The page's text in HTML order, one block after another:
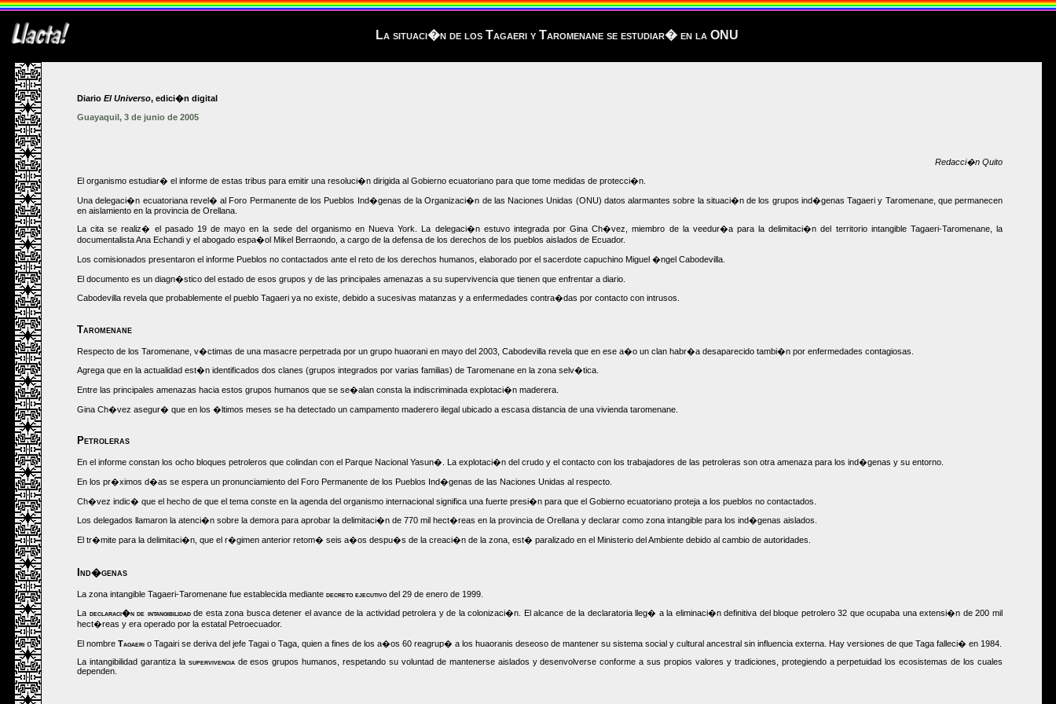
La situaci�n de los Tagaeri y Taromenane se estudiar� en la ONU
Diario El Universo, edici�n digital
Guayaquil, 3 de junio de 2005
Redacci�n Quito
El organismo estudiar� el informe de estas tribus para emitir una resoluci�n dirigida al Gobierno ecuatoriano para que tome medidas de protecci�n.
Una delegaci�n ecuatoriana revel� al Foro Permanente de los Pueblos Ind�genas de la Organizaci�n de las Naciones Unidas (ONU) datos alarmantes sobre la situaci�n de los grupos ind�genas Tagaeri y Taromenane, que permanecen
en aislamiento en la provincia de Orellana.
La cita se realiz� el pasado 19 de mayo en la sede del organismo en Nueva York. La delegaci�n estuvo integrada por Gina Ch�vez, miembro de la veedur�a para la delimitaci�n del territorio intangible Tagaeri-Taromenane, la
documentalista Ana Echandi y el abogado espa�ol Mikel Berraondo, a cargo de la defensa de los derechos de los pueblos aislados de Ecuador.
Los comisionados presentaron el informe Pueblos no contactados ante el reto de los derechos humanos, elaborado por el sacerdote capuchino Miguel �ngel Cabodevilla.
El documento es un diagn�stico del estado de esos grupos y de las principales amenazas a su supervivencia que tienen que enfrentar a diario.
Cabodevilla revela que probablemente el pueblo Tagaeri ya no existe, debido a sucesivas matanzas y a enfermedades contra�das por contacto con intrusos.
Taromenane
Respecto de los Taromenane, v�ctimas de una masacre perpetrada por un grupo huaorani en mayo del 2003, Cabodevilla revela que en ese a�o un clan habr�a desaparecido tambi�n por enfermedades contagiosas.
Agrega que en la actualidad est�n identificados dos clanes (grupos integrados por varias familias) de Taromenane en la zona selv�tica.
Entre las principales amenazas hacia estos grupos humanos que se se�alan consta la indiscriminada explotaci�n maderera.
Gina Ch�vez asegur� que en los �ltimos meses se ha detectado un campamento maderero ilegal ubicado a escasa distancia de una vivienda taromenane.
Petroleras
En el informe constan los ocho bloques petroleros que colindan con el Parque Nacional Yasun�. La explotaci�n del crudo y el contacto con los trabajadores de las petroleras son otra amenaza para los ind�genas y su entorno.
En los pr�ximos d�as se espera un pronunciamiento del Foro Permanente de los Pueblos Ind�genas de las Naciones Unidas al respecto.
Ch�vez indic� que el hecho de que el tema conste en la agenda del organismo internacional significa una fuerte presi�n para que el Gobierno ecuatoriano proteja a los pueblos no contactados.
Los delegados llamaron la atenci�n sobre la demora para aprobar la delimitaci�n de 770 mil hect�reas en la provincia de Orellana y declarar como zona intangible para los ind�genas aislados.
El tr�mite para la delimitaci�n, que el r�gimen anterior retom� seis a�os despu�s de la creaci�n de la zona, est� paralizado en el Ministerio del Ambiente debido al cambio de autoridades.
Ind�genas
La zona intangible Tagaeri-Taromenane fue establecida mediante decreto ejecutivodel 29 de enero de 1999.
La declaraci�n de intangibilidadde esta zona busca detener el avance de la actividad petrolera y de la colonizaci�n. El alcance de la declaratoria lleg� a la eliminaci�n definitiva del bloque petrolero 32 que ocupaba una extensi�n de 200 mil
hect�reas y era operado por la estatal Petroecuador.
El nombre Tagaeri o Tagairi se deriva del jefe Tagai o Taga, quien a fines de los a�os 60 reagrup� a los huaoranis deseoso de mantener su sistema social y cultural ancestral sin influencia externa. Hay versiones de que Taga falleci� en 1984.
La intangibilidad garantiza la supervivenciade esos grupos humanos, respetando su voluntad de mantenerse aislados y desenvolverse conforme a sus propios valores y tradiciones, protegiendo a perpetuidad los ecosistemas de los cuales
dependen.